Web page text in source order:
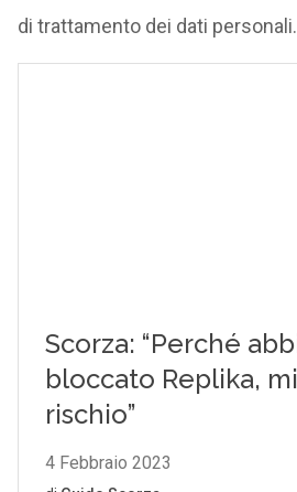
di trattamento dei dati personali.